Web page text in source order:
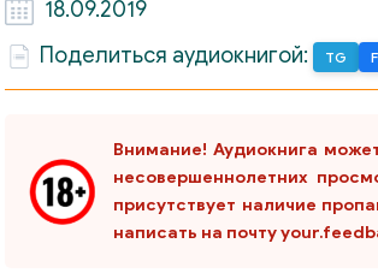
18.09.2019
Поделиться аудиокнигой:
TG
Внимание! Аудиокнига
несовершеннолетних
присутствует наличие
написать на почту